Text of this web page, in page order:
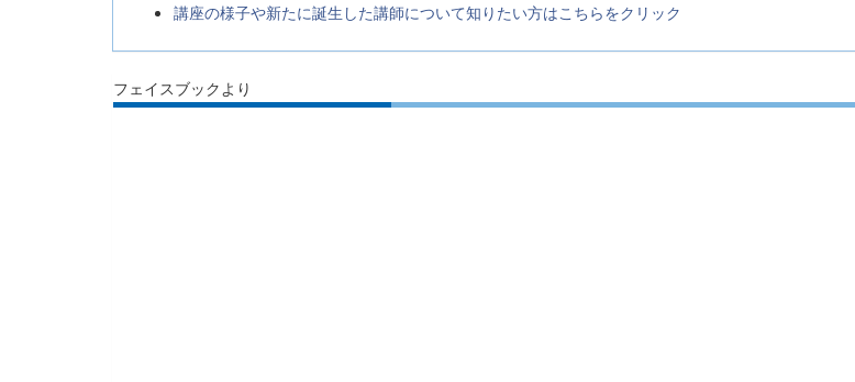
講座の様子や新たに誕生した講師について知りたい方はこちらをクリック
フェイスブックより